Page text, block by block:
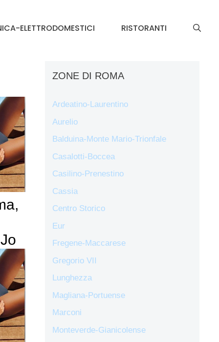
ELETTRODOMESTICI RISTORANTI
ZONE DI ROMA
Ardeatino-Laurentino
Aurelio
Balduina-Monte Mario-Trionfale
Casalotti-Boccea
Casilino-Prenestino
Cassia
Centro Storico
Eur
Fregene-Maccarese
Gregorio VII
Lunghezza
Magliana-Portuense
Marconi
Monteverde-Gianicolense